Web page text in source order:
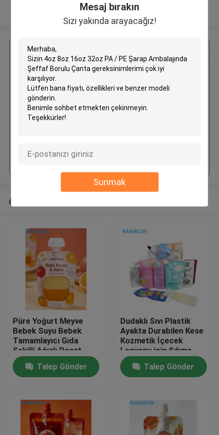
Mesaj bırakın
Sizi yakında arayacağız!
Sunmak
Ürün
Daha fazla göster
Şarap Ambalajında ​​Şeffaf Borulu
Devam et
Önerilen Ürünler
Püre Yoğurt Meyve
Bebek Suyu Bebek
Tamamlayıcı Gıda
Şekilli Ağızlı Poşet
Plastik Torba İçin Özel
Ağızlı Poşet 30ml
Talep Gönder
Dudaklı Sıvı Plastik
Ayakta Durabilen Kese
Kozmetik İçecek
Losyonu için Sıkma
Ambalaj Torbası
Talep Gönder